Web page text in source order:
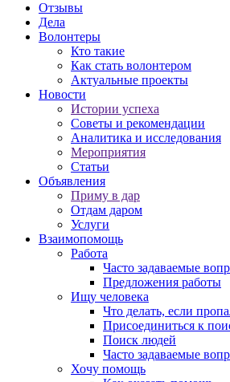
Отзывы
Дела
Волонтеры
Кто такие
Как стать волонтером
Актуальные проекты
Новости
Истории успеха
Советы и рекомендации
Аналитика и исследования
Мероприятия
Статьи
Объявления
Приму в дар
Отдам даром
Услуги
Взаимопомощь
Работа
Часто задаваемые
Предложения работы
Ищу человека
Что делать, если
Присоединиться к
Поиск людей
Часто задаваемые
Хочу помощь